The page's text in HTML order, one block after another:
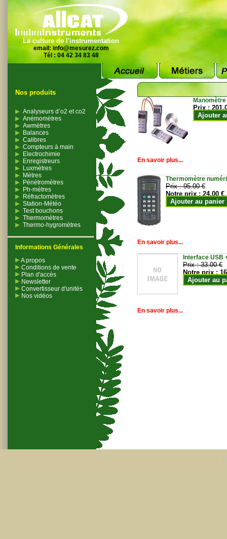
La culture de l'instrumentation
email: info@mesurez.com
Tél : 04 42 34 83 48
Nos produits
Analyseurs d’o2 et co2
Anémomètres
Awmètres
Balances
Calibres
Compteurs à main
Electrochimie
Enregistreurs
Luxmètres
Mètres
Pénétromètres
Ph-mètres
Réfractomètres
Station-Météo
Test bouchons
Thermomètres
Thermo-hygromètres
Informations Générales
A propos
Conditions de vente
Plan d'accès
Newsletter
Convertisseur d'unités
Nos vidéos
Prix :
Ajouter
En savoir plus...
Thermomètre
Prix :95.00 €
Notre prix :24.00 €
Ajouter au panier
En savoir plus...
Interface USB
Prix :33.00 €
Notre prix :
Ajouter au
En savoir plus...